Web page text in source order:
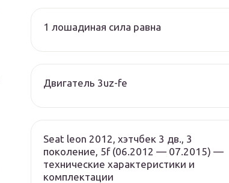
1 лошадиная сила равна
Двигатель 3uz-fe
Seat leon 2012, хэтчбек 3 дв., 3
поколение, 5f (06.2012 — 07.2015) —
технические характеристики и
комплектации